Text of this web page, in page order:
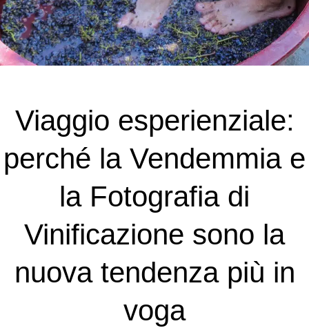
Viaggio esperienziale:
perché la Vendemmia e
la Fotografia di
Vinificazione sono la
nuova tendenza più in
voga